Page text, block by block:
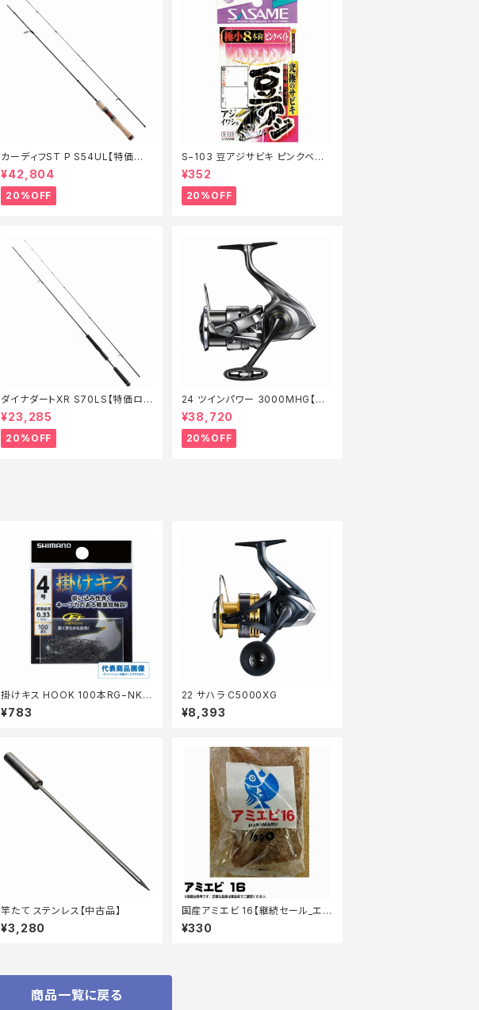
カーディフST P S54UL【特価ロッ
ド】【20】
¥42,804
20%OFF
S−103 豆アジサビキ ピンクベイト
1【特価仕掛】【20】
¥352
20%OFF
ダイナダートXR S70LS【特価ロッ
ド】【20】
¥23,285
20%OFF
24 ツインパワー 3000MHG【特
価リール】【20】
¥38,720
20%OFF
掛けキス HOOK 100本RG−NK1
N【継続セール_仕掛】
¥783
22 サハラ C5000XG
¥8,393
竿たて ステンレス【中古品】
¥3,280
国産アミエビ 16【継続セール_エ
サ】
¥330
商品一覧に戻る